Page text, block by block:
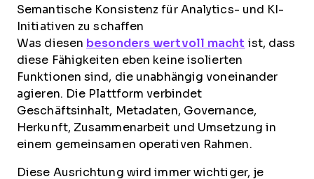
Semantische Konsistenz für Analytics- und KI-
Initiativen zu schaffen
Was diesen besonders wertvoll macht ist, dass
diese Fähigkeiten eben keine isolierten
Funktionen sind, die unabhängig voneinander
agieren. Die Plattform verbindet
Geschäftsinhalt, Metadaten, Governance,
Herkunft, Zusammenarbeit und Umsetzung in
einem gemeinsamen operativen Rahmen.
Diese Ausrichtung wird immer wichtiger, je